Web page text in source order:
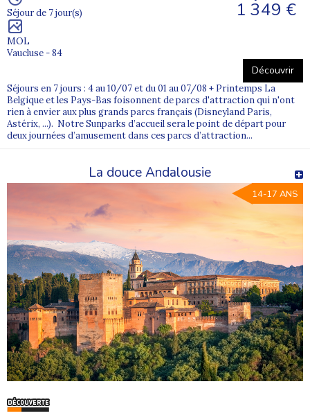
Séjour de 7 jour(s)
MOL
Vaucluse - 84
1 349 €
Découvrir
Séjours en 7 jours : 4 au 10/07 et du 01 au 07/08 + Printemps La
Belgique et les Pays-Bas foisonnent de parcs d'attraction qui n'ont
rien à envier aux plus grands parcs français (Disneyland Paris,
Astérix, ...). Notre Sunparks d’accueil sera le point de départ pour
deux journées d’amusement dans ces parcs d’attraction...
La douce Andalousie
14-17 ANS